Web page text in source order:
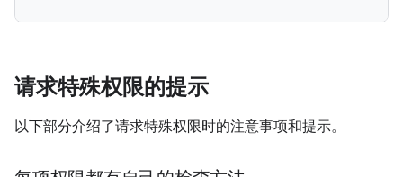
请求特殊权限的提示
以下部分介绍了请求特殊权限时的注意事项和提示。